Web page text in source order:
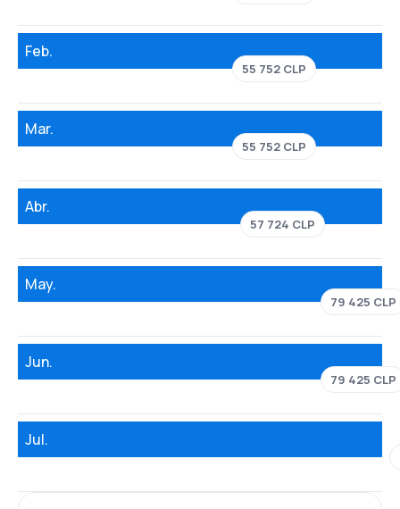
Feb.
55 752 CLP
Mar.
55 752 CLP
Abr.
57 724 CLP
May.
79 425 CLP
Jun.
79 425 CLP
Jul.